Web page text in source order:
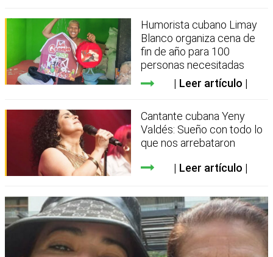
Humorista cubano Limay
Blanco organiza cena de
fin de año para 100
personas necesitadas
Leer artículo
Cantante cubana Yeny
Valdés: Sueño con todo lo
que nos arrebataron
Leer artículo